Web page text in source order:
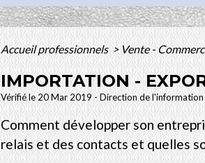
Accueil professionnels> Vente -
IMPORTATION -
Vérifié le 20 Mar 2019 - Direction de
Comment développer son
relais et des contacts et quelles